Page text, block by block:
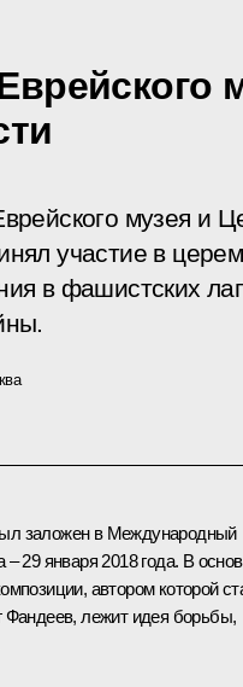
музея и
участие в
в фашистских
заложен в Международный
29 января 2018 года. В
автором которой
Фандеев, лежит идея борьбы,